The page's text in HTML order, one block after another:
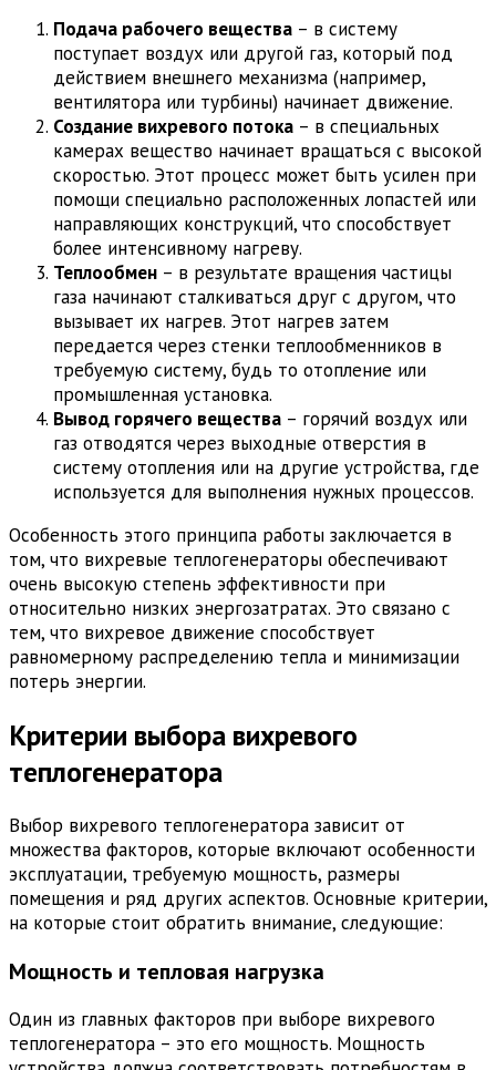
Подача рабочего вещества – в систему
поступает воздух или другой газ, который под
действием внешнего механизма (например,
вентилятора или турбины) начинает движение.
Создание вихревого потока – в специальных
камерах вещество начинает вращаться с высокой
скоростью. Этот процесс может быть усилен при
помощи специально расположенных лопастей или
направляющих конструкций, что способствует
более интенсивному нагреву.
Теплообмен – в результате вращения частицы
газа начинают сталкиваться друг с другом, что
вызывает их нагрев. Этот нагрев затем
передается через стенки теплообменников в
требуемую систему, будь то отопление или
промышленная установка.
Вывод горячего вещества – горячий воздух или
газ отводятся через выходные отверстия в
систему отопления или на другие устройства, где
используется для выполнения нужных процессов.
Особенность этого принципа работы заключается в
том, что вихревые теплогенераторы обеспечивают
очень высокую степень эффективности при
относительно низких энергозатратах. Это связано с
тем, что вихревое движение способствует
равномерному распределению тепла и минимизации
потерь энергии.
Критерии выбора вихревого
теплогенератора
Выбор вихревого теплогенератора зависит от
множества факторов, которые включают особенности
эксплуатации, требуемую мощность, размеры
помещения и ряд других аспектов. Основные критерии,
на которые стоит обратить внимание, следующие:
Мощность и тепловая нагрузка
Один из главных факторов при выборе вихревого
теплогенератора – это его мощность. Мощность